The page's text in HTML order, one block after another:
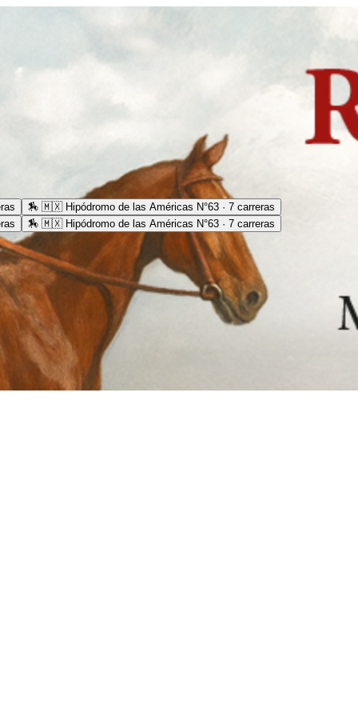
🏇 🇲🇽 Hipódromo de las Américas N°63 · 7 carreras
🏇 🇲🇽 Hipódromo de las Américas N°63 · 7 carreras